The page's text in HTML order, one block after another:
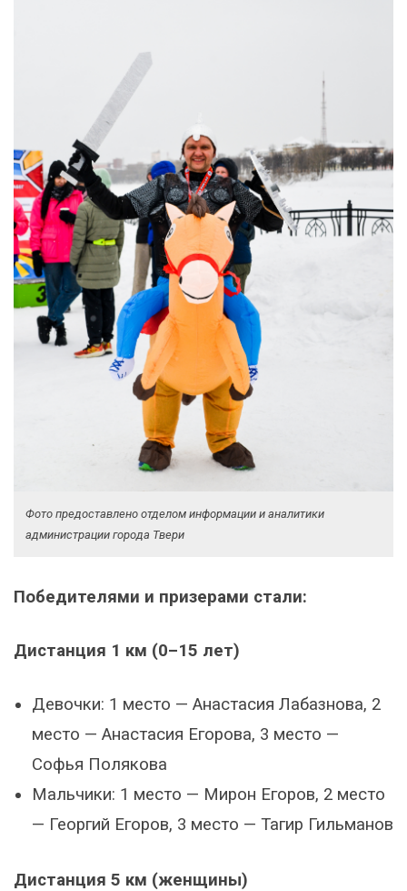
Фото предоставлено отделом информации и аналитики
администрации города Твери
Победителями и призерами стали:
Дистанция 1 км (0–15 лет)
Девочки: 1 место — Анастасия Лабазнова, 2
место — Анастасия Егорова, 3 место —
Софья Полякова
Мальчики: 1 место — Мирон Егоров, 2 место
— Георгий Егоров, 3 место — Тагир Гильманов
Дистанция 5 км (женщины)